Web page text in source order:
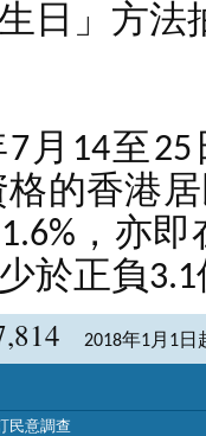
日」方法
7月14至
格的香港
，亦
於正負
2018年1月1
民意調查